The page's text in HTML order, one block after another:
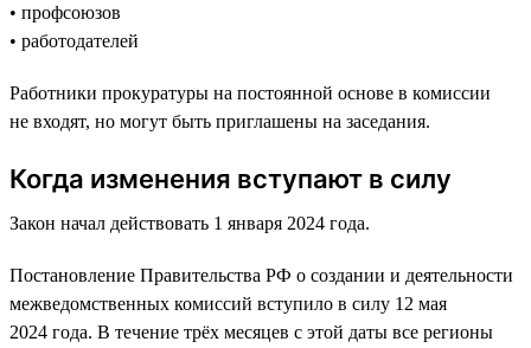
• профсоюзов
• работодателей
Работники прокуратуры на постоянной основе в комиссии
не входят, но могут быть приглашены на заседания.
Когда изменения вступают в силу
Закон начал действовать 1 января 2024 года.
Постановление Правительства РФ о создании и деятельности
межведомственных комиссий вступило в силу 12 мая
2024 года. В течение трёх месяцев с этой даты все регионы